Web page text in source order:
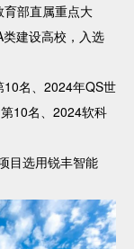
部直属重点大
类建设高校，入选
名、2024年QS世
10名、2024软科
目选用锐丰智能